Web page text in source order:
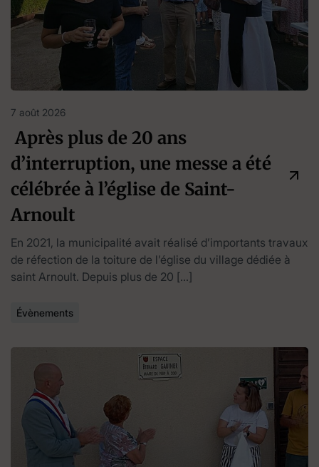
7 août 2026
Après plus de 20 ans
d’interruption, une messe a été
célébrée à l’église de Saint-
Arnoult
En 2021, la municipalité avait réalisé d’importants travaux
de réfection de la toiture de l’église du village dédiée à
saint Arnoult. Depuis plus de 20 […]
Évènements